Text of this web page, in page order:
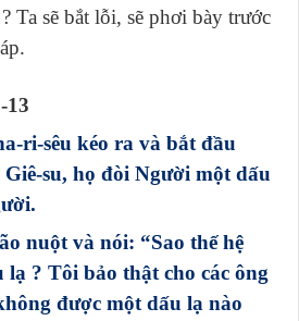
Ta sẽ bắt lỗi, sẽ phơi bày trước
13
ri-sêu kéo ra và bắt đầu
su, họ đòi Người một dấu
nuột và nói: “Sao thế hệ
? Tôi bảo thật cho các ông
được một dấu lạ nào